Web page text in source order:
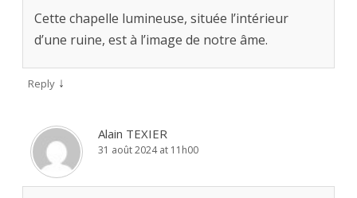
Cette chapelle lumineuse, située l’intérieur
d’une ruine, est à l’image de notre âme.
Reply ↓
Alain TEXIER
31 août 2024 at 11h00